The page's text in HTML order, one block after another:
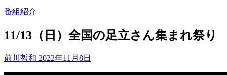
番組紹介
11/13（日）全国の足立さん集まれ祭り
前川哲和 2022年11月8日